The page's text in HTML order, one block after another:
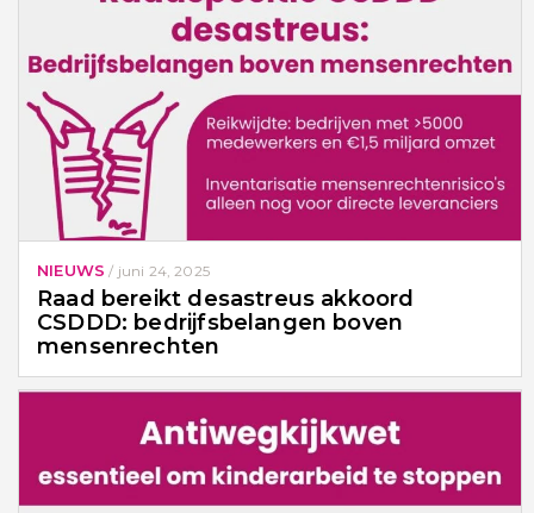
NIEUWS / juni 24, 2025
Raad bereikt desastreus akkoord
CSDDD: bedrijfsbelangen boven
mensenrechten